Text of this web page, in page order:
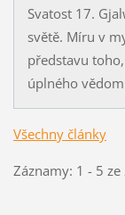
Svatost 17.
světě. Míru v
představu
úplného
Všechny články
Záznamy: 1 - 5 ze